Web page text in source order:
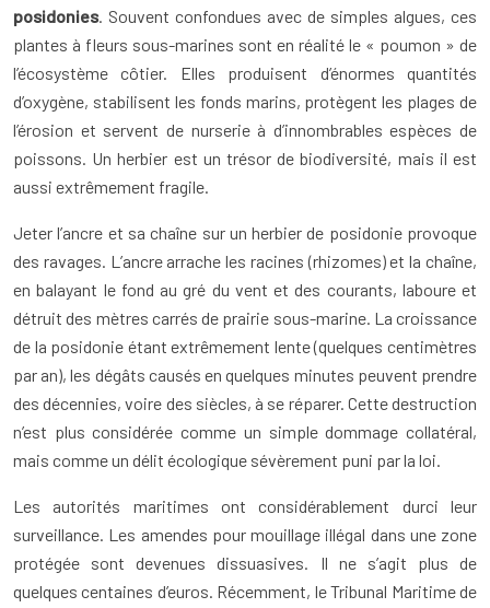
posidonies. Souvent confondues avec de simples algues, ces
plantes à fleurs sous-marines sont en réalité le « poumon » de
l’écosystème côtier. Elles produisent d’énormes quantités
d’oxygène, stabilisent les fonds marins, protègent les plages de
l’érosion et servent de nurserie à d’innombrables espèces de
poissons. Un herbier est un trésor de biodiversité, mais il est
aussi extrêmement fragile.
Jeter l’ancre et sa chaîne sur un herbier de posidonie provoque
des ravages. L’ancre arrache les racines (rhizomes) et la chaîne,
en balayant le fond au gré du vent et des courants, laboure et
détruit des mètres carrés de prairie sous-marine. La croissance
de la posidonie étant extrêmement lente (quelques centimètres
par an), les dégâts causés en quelques minutes peuvent prendre
des décennies, voire des siècles, à se réparer. Cette destruction
n’est plus considérée comme un simple dommage collatéral,
mais comme un délit écologique sévèrement puni par la loi.
Les autorités maritimes ont considérablement durci leur
surveillance. Les amendes pour mouillage illégal dans une zone
protégée sont devenues dissuasives. Il ne s’agit plus de
quelques centaines d’euros. Récemment, le Tribunal Maritime de